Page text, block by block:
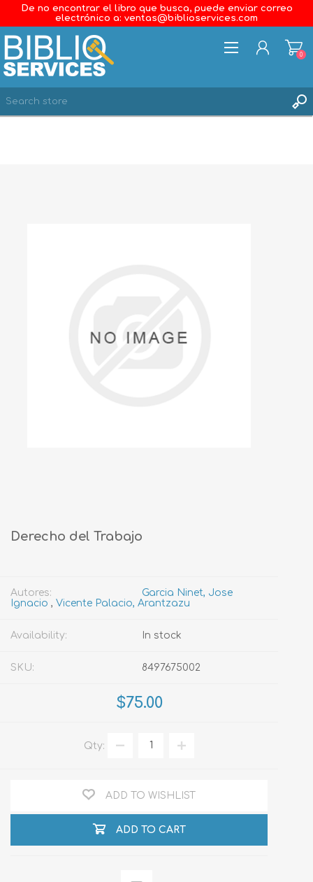
De no encontrar el libro que busca, puede enviar correo
electrónico a: ventas@biblioservices.com
0
Derecho del Trabajo
Autores:
Garcia Ninet, Jose
Ignacio , Vicente Palacio, Arantzazu
Availability: In stock
SKU: 8497675002
$75.00
Qty:
ADD TO WISHLIST
ADD TO CART